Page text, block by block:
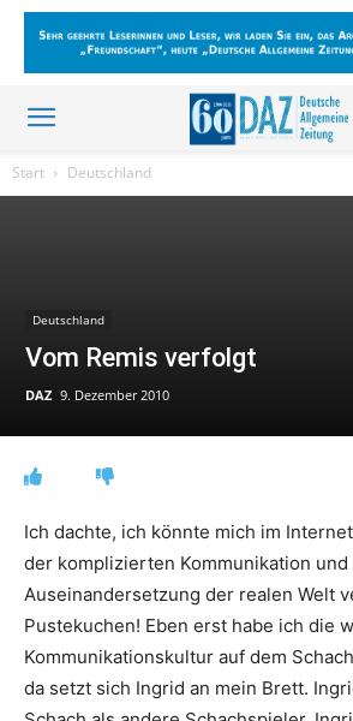
Start Deutschland
Deutschland
Vom Remis verfolgt
DAZ 9. Dezember 2010
Ich dachte, ich könnte mich im
der komplizierten Kommunikation und
Auseinandersetzung der realen Welt
Pustekuchen! Eben erst habe ich die
Kommunikationskultur auf dem
da setzt sich Ingrid an mein Brett.